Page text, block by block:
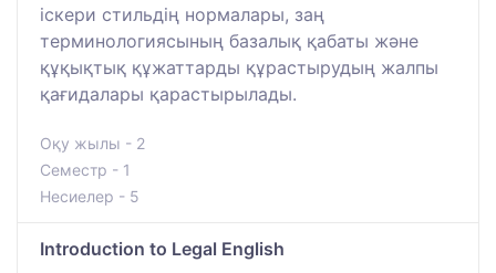
іскери стильдің нормалары, заң
терминологиясының базалық қабаты және
құқықтық құжаттарды құрастырудың жалпы
қағидалары қарастырылады.
Оқу жылы - 2
Семестр - 1
Несиелер - 5
Introduction to Legal English